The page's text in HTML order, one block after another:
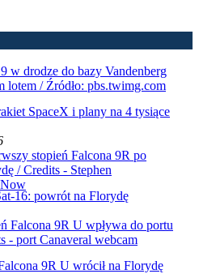
SpaceX i plany na 4 tysiące
16: powrót na Florydę
9R U wrócił na Florydę